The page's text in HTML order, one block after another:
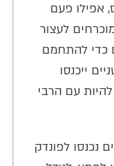
אפילו פעם
לעצור
כדי להתחמם
ייכנסו
עם הרבי
נכנסו לפונדק